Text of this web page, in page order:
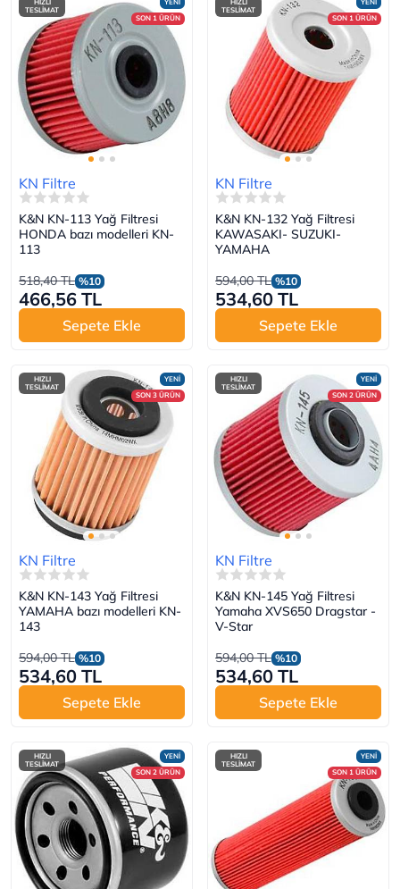
SON 1 ÜRÜN
TESLİMAT
KN Filtre
K&N KN-113 Yağ Filtresi
HONDA bazı modelleri KN-
113
518,40 TL %10
466,56 TL
Sepete Ekle
SON 1 ÜRÜN
TESLİMAT
KN Filtre
K&N KN-132 Yağ Filtresi
KAWASAKI- SUZUKI-
YAMAHA
594,00 TL %10
534,60 TL
Sepete Ekle
YENİ
SON 3 ÜRÜN
HIZLI
TESLİMAT
KN Filtre
K&N KN-143 Yağ Filtresi
YAMAHA bazı modelleri KN-
143
594,00 TL %10
534,60 TL
Sepete Ekle
YENİ
SON 2 ÜRÜN
HIZLI
TESLİMAT
KN Filtre
K&N KN-145 Yağ Filtresi
Yamaha XVS650 Dragstar -
V-Star
594,00 TL %10
534,60 TL
Sepete Ekle
YENİ
SON 2 ÜRÜN
HIZLI
TESLİMAT
YENİ
SON 1 ÜRÜN
HIZLI
TESLİMAT